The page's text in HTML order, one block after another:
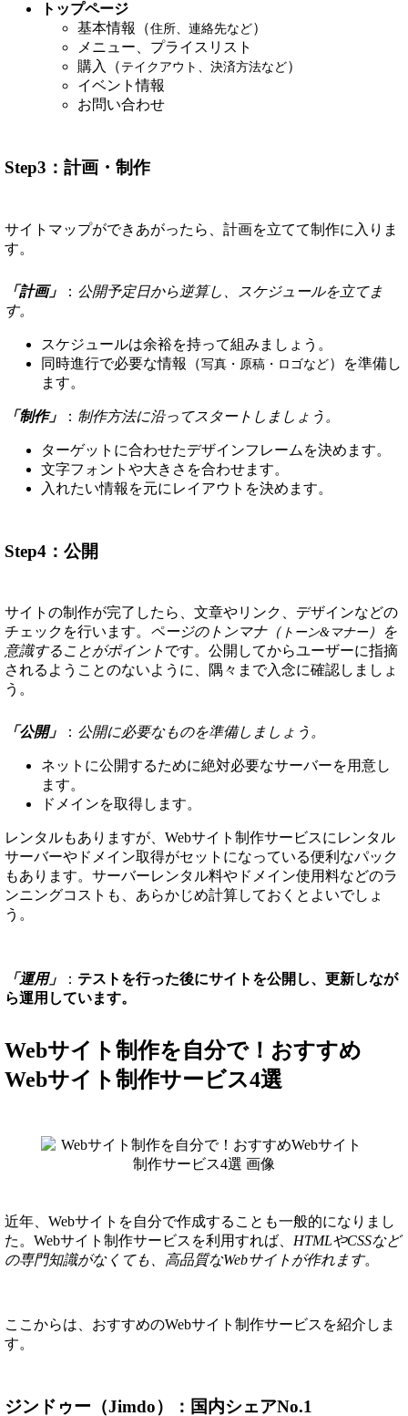
トップページ
基本情報（住所、連絡先など）
メニュー、プライスリスト
購入（ テイクアウト、決済方法など）
イベント情報
お問い合わせ
Step3：計画・制作
サイトマップができあがったら、計画を立てて制作に入りま
す。
「計画」 ： 公開予定日から逆算し、スケジュールを立てま
す。
スケジュールは余裕を持って組みましょう。
同時進行で必要な情報（写真・原稿・ロゴなど）を準備し
ます。
「制作」 ： 制作方法に沿ってスタートしましょう。
ターゲットに合わせたデザインフレームを決めます。
文字フォントや大きさを合わせます。
入れたい情報を元にレイアウトを決めます。
Step4：公開
サイトの制作が完了したら、文章やリンク、デザインなどの
チェックを行います。 ページのトンマナ（ トーン&マナー）を
意識することがポイント です。公開してからユーザーに指摘
されるようことのないように、隅々まで入念に確認しましょ
う。
「公開」 ： 公開に必要なものを準備しましょう。
ネットに公開するために絶対必要なサーバーを用意し
ます。
ドメインを取得します。
レンタルもありますが、Webサイト制作サービスにレンタル
サーバーやドメイン取得がセットになっている便利なパック
もあります。サーバーレンタル料やドメイン使用料などのラ
ンニングコストも、あらかじめ計算しておくとよいでしょ
う。
「運用」 ： テストを行った後にサイトを公開し、更新しなが
ら運用しています。
Webサイト制作を自分で！おすすめ
Webサイト制作サービス4選
近年、Webサイトを自分で作成することも一般的になりまし
た。Webサイト制作サービスを利用すれば、 HTMLやCSSなど
の専門知識がなくても、高品質なWebサイトが作れます。
ここからは、おすすめのWebサイト制作サービスを紹介しま
す。
ジンドゥー（Jimdo）：国内シェアNo.1